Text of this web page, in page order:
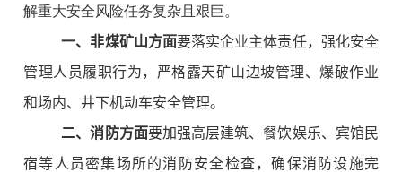
解重大安全风险任务复杂且艰巨。
一、非煤矿山方面要落实企业主体责任，强化安全
管理人员履职行为，严格露天矿山边坡管理、爆破作业
和场内、井下机动车安全管理。
二、消防方面要加强高层建筑、餐饮娱乐、宾馆民
宿等人员密集场所的消防安全检查，确保消防设施完